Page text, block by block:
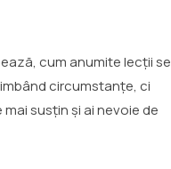
cum anumite lecții se
circumstanțe, ci
susțin și ai nevoie de